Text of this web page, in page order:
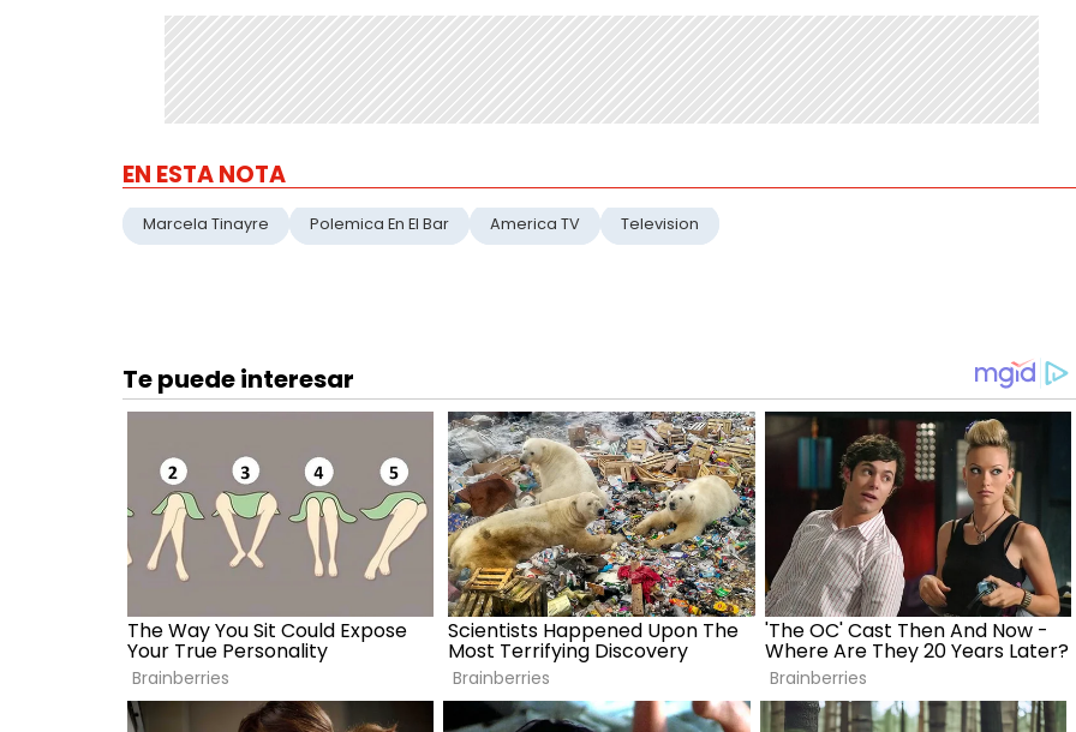
EN ESTA NOTA
Marcela Tinayre Polemica En El Bar America TV Television